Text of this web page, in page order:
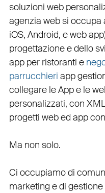
soluzioni web
agenzia websi occupa
iOS, Android, eweb app
progettazionee dello
app per ristoranti e
parrucchieri app
collegareleAppe le
personalizzati, con
progetti webed appcon
Ma non solo.
Ci occupiamo di
marketing e di